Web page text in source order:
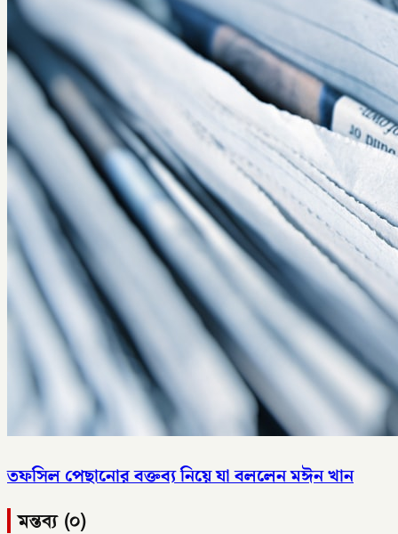
তফসিল পেছানোর বক্তব্য নিয়ে যা বললেন মঈন খান
মন্তব্য (০)